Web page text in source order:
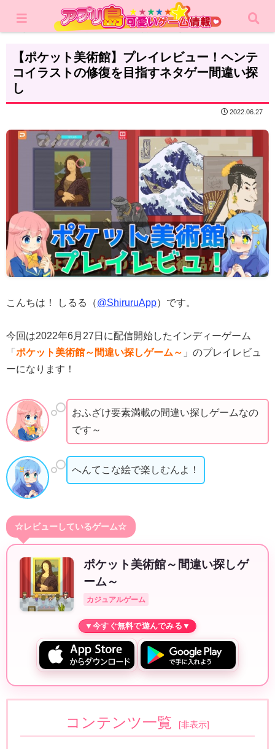
レビュー カジュアルゲーム
【ポケット美術館】プレイレビュー！ヘンテ
コイラストの修復を目指すネタゲー間違い探
し
2022.06.27
こんちは！ しるる（@ShiruruApp）です。
今回は2022年6月27日に配信開始したインディーゲーム
「 ポケット美術館～間違い探しゲーム～ 」のプレイレビュ
ーになります！
おふざけ要素満載の間違い探しゲームなの
です～
へんてこな絵で楽しむんよ！
☆レビューしているゲーム☆
ポケット美術館～間違い探しゲ
ーム～
カジュアルゲーム
コンテンツ一覧 [非表示]